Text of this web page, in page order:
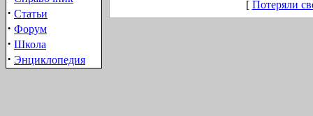
· Статьи
· Форум
· Школа
· Энциклопедия
[ Потеряли